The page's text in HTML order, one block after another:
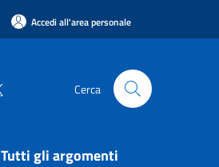
Accedi all'area personale
Cerca
Tutti gli argomenti